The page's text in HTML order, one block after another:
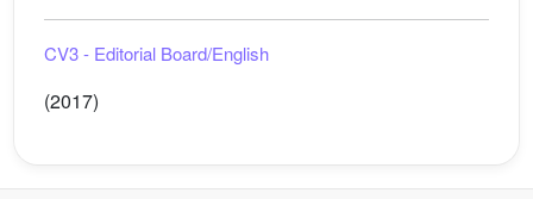
CV3 - Editorial Board/English
(2017)